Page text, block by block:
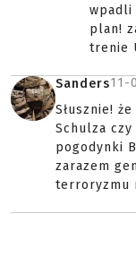
wpadli
plan!
trenie
Sanders11-
Słusznie!
Schulza
pogodynki
zarazem
terroryzmu